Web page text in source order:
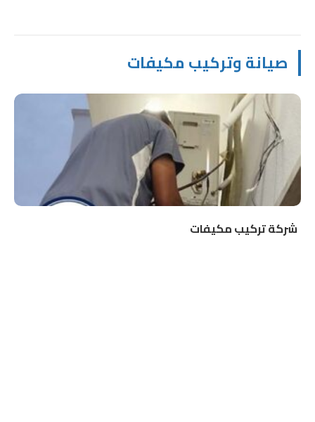
صيانة وتركيب مكيفات
شركة تركيب مكيفات